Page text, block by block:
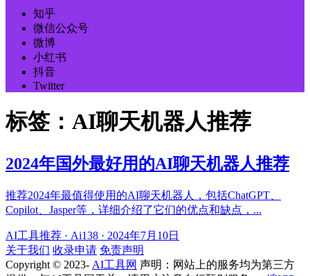
知乎
微信公众号
微博
小红书
抖音
Twitter
标签：AI聊天机器人推荐
2024年国外最好用的AI聊天机器人推荐
推荐2024年最值得使用的AI聊天机器人，包括ChatGPT、
Copilot、Jasper等，详细介绍了它们的优点和缺点，...
AI工具推荐 · Ai138 · 2024年7月10日
关于我们 收录申请 免责声明
Copyright © 2023- AI工具网 声明：网站上的服务均为第三方